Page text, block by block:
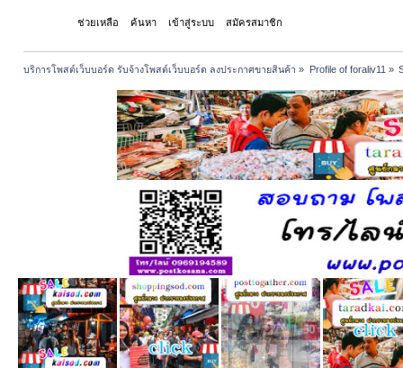
ช่วยเหลือ ค้นหา เข้าสู่ระบบ สมัครสมาชิก
บริการโพสต์เว็บบอร์ด รับจ้างโพสต์เว็บบอร์ด ลงประกาศขายสินค้า » Profile of foraliv11 »